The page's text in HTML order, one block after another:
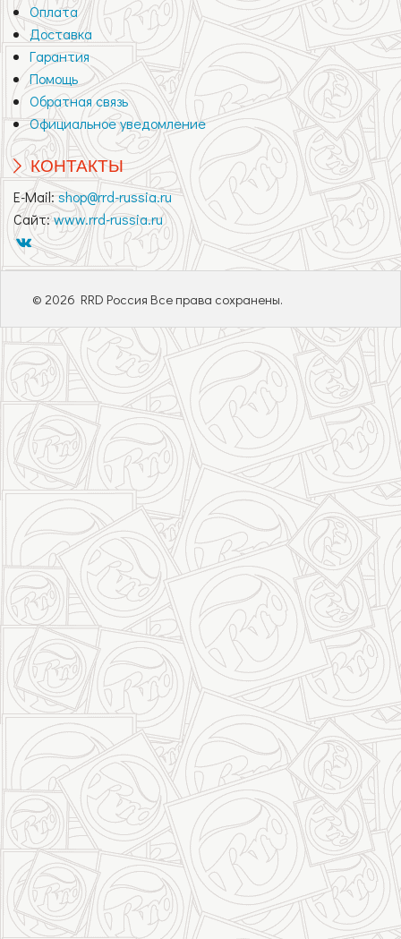
Оплата
Доставка
Гарантия
Помощь
Обратная связь
Официальное уведомление
КОНТАКТЫ
E-Mail:shop@rrd-russia.ru
Сайт:www.rrd-russia.ru
© 2026 RRD Россия Все права сохранены.